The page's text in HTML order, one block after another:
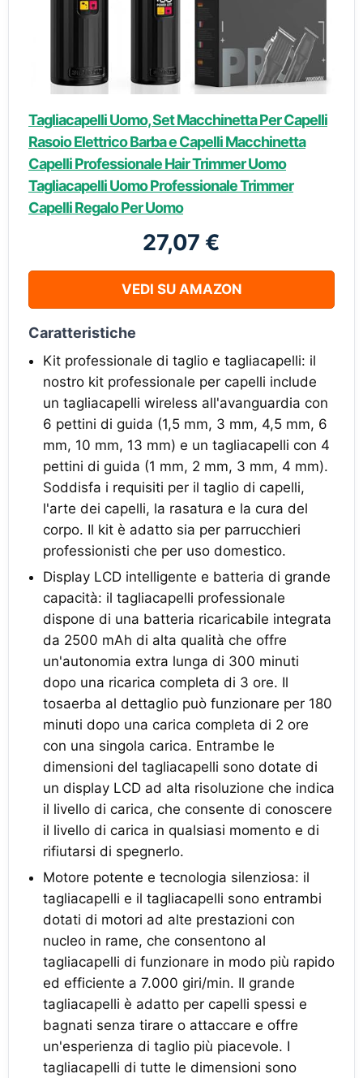
Tagliacapelli Uomo, Set Macchinetta Per Capelli
Rasoio Elettrico Barba e Capelli Macchinetta
Capelli Professionale Hair Trimmer Uomo
Tagliacapelli Uomo Professionale Trimmer
Capelli Regalo Per Uomo
27,07 €
VEDI SU AMAZON
Caratteristiche
Kit professionale di taglio e tagliacapelli: il
nostro kit professionale per capelli include
un tagliacapelli wireless all'avanguardia con
6 pettini di guida (1,5 mm, 3 mm, 4,5 mm, 6
mm, 10 mm, 13 mm) e un tagliacapelli con 4
pettini di guida (1 mm, 2 mm, 3 mm, 4 mm).
Soddisfa i requisiti per il taglio di capelli,
l'arte dei capelli, la rasatura e la cura del
corpo. Il kit è adatto sia per parrucchieri
professionisti che per uso domestico.
Display LCD intelligente e batteria di grande
capacità: il tagliacapelli professionale
dispone di una batteria ricaricabile integrata
da 2500 mAh di alta qualità che offre
un'autonomia extra lunga di 300 minuti
dopo una ricarica completa di 3 ore. Il
tosaerba al dettaglio può funzionare per 180
minuti dopo una carica completa di 2 ore
con una singola carica. Entrambe le
dimensioni del tagliacapelli sono dotate di
un display LCD ad alta risoluzione che indica
il livello di carica, che consente di conoscere
il livello di carica in qualsiasi momento e di
rifiutarsi di spegnerlo.
Motore potente e tecnologia silenziosa: il
tagliacapelli e il tagliacapelli sono entrambi
dotati di motori ad alte prestazioni con
nucleo in rame, che consentono al
tagliacapelli di funzionare in modo più rapido
ed efficiente a 7.000 giri/min. Il grande
tagliacapelli è adatto per capelli spessi e
bagnati senza tirare o attaccare e offre
un'esperienza di taglio più piacevole. I
tagliacapelli di tutte le dimensioni sono